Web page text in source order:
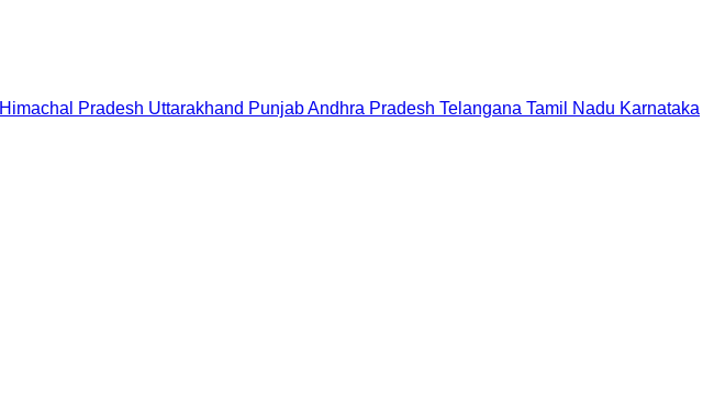
Himachal Pradesh Uttarakhand PunjabAndhra Pradesh Telangana Tamil Nadu Karnataka